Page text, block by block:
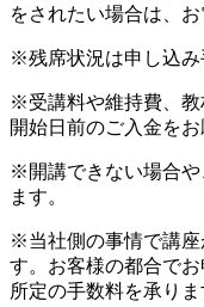
をされたい場合は、
※残席状況は申し込み
※受講料や維持費、教
開始日前のご入金をお
※開講できない場合や
ます。
※当社側の事情で講座
す。お客様の都合で
所定の手数料を承りま